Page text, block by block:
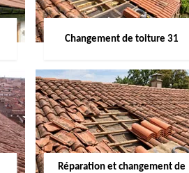
Changement de toiture 31
Réparation et changement de